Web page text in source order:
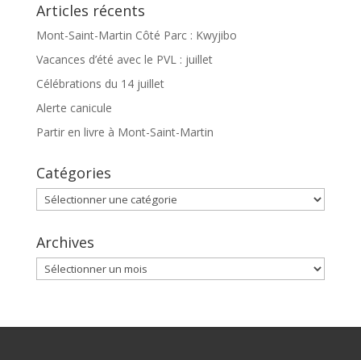
Articles récents
Mont-Saint-Martin Côté Parc : Kwyjibo
Vacances d’été avec le PVL : juillet
Célébrations du 14 juillet
Alerte canicule
Partir en livre à Mont-Saint-Martin
Catégories
Catégories
Archives
Archives